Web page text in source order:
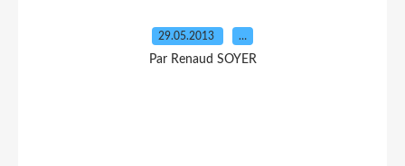
29.05.2013 …
Par Renaud SOYER